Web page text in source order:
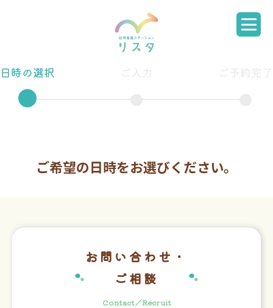
日時の選択
ご希望の日時をお選びください。
お問い合わせ・
ご相談
Contact／Recruit